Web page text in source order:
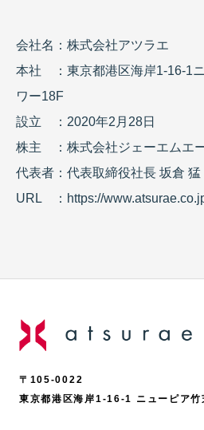
会社名：株式会社アツラエ
本社 ：東京都港区海岸1-16-1
ワー18F
設立 ：2020年2月28日
株主 ：株式会社ジェーエムエ
代表者：代表取締役社長 坂倉 猛
URL ： https://
〒105-0022
東京都港区海岸1-16-1 ニューピア竹